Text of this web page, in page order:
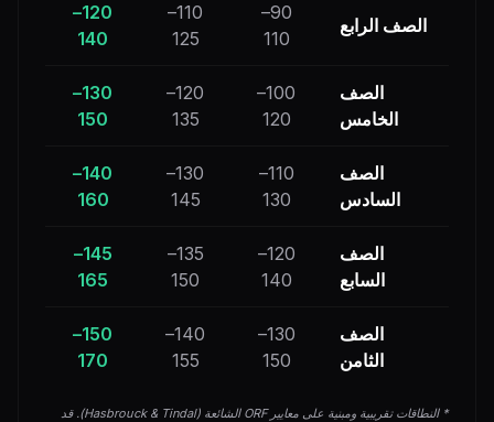
الصف الرابع
90–
110
110–
125
120–
140
الصف
الخامس
100–
120
120–
135
130–
150
الصف
السادس
110–
130
130–
145
140–
160
الصف
السابع
120–
140
135–
150
145–
165
الصف
الثامن
130–
150
140–
155
150–
170
* النطاقات تقريبية ومبنية على معايير ORF الشائعة (Hasbrouck & Tindal). قد